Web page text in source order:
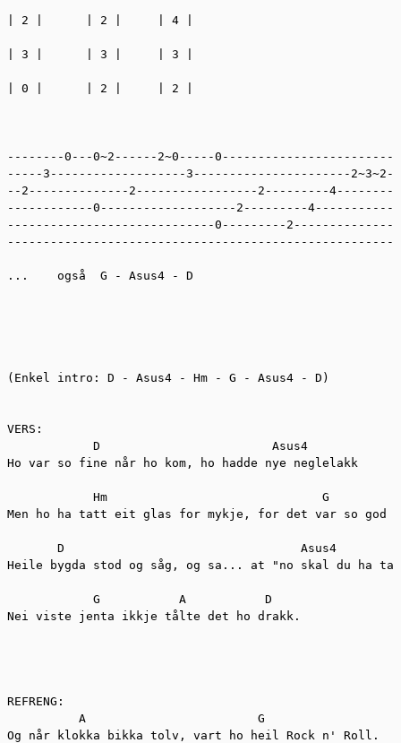
| 2 |      | 2 |     | 4 |
| 3 |      | 3 |     | 3 |
| 0 |      | 2 |     | 2 |
--------0---0~2------2~0-----
-----3-------------------3----------------------
--2--------------2-----------------2---------4---------
------------0-------------------2---------
-----------------------------0---------
...    også  G - Asus4 - D
(Enkel intro: D - Asus4 - Hm - G - Asus4 - D)
VERS:
            D                        Asus4
Ho var so fine når ho kom, ho hadde nye neglelakk
            Hm                              G
Men ho ha tatt eit glas for mykje, for det var so god
       D                                 Asus4
Heile bygda stod og såg, og sa... at "no skal du ha
            G           A           D
Nei viste jenta ikkje tålte det ho drakk.
REFRENG:
          A                        G
Og når klokka bikka tolv, vart ho heil Rock n' Roll.